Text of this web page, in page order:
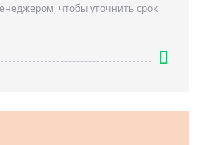
чтобы уточнить срок